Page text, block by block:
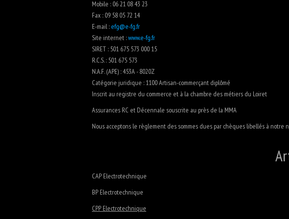
Mobile : 06 21 08 43 23
Fax : 09 58 05 72 14
E-mail : efg@e-fg.fr
Site internet :www.e-fg.fr
SIRET : 501 675 573 000 15
R.C.S. : 501 675 573
N.A.F. (APE) : 453A - 8020Z
Catégorie juridique : 1100 Artisan-commerçant diplômé
Inscrit au registre du commerce et à la chambre des métiers du Loiret
Assurances RC et Décennale souscrite au près de la MMA
Nous acceptons le règlement des sommes dues par chèques libellés à
CAP Electrotechnique
BP Electrotechnique
CPP Electrotechnique